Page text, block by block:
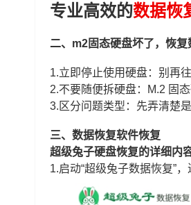
专业高效的数据恢
二、m2固态硬盘坏了，恢复
1.立即停止使用硬盘：别再
2.不要随便拆硬盘：M.2 固
3.区分问题类型：先弄清楚
三、数据恢复软件恢复
超级兔子硬盘恢复的详细内容
1.启动“超级兔子数据恢复”